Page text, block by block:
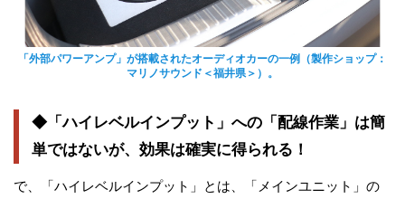
「外部パワーアンプ」が搭載されたオーディオカーの一例（製作ショップ：
マリノサウンド＜福井県＞）。
◆「ハイレベルインプット」への「配線作業」は簡
単ではないが、効果は確実に得られる！
で、「ハイレベルインプット」とは、「メインユニット」の